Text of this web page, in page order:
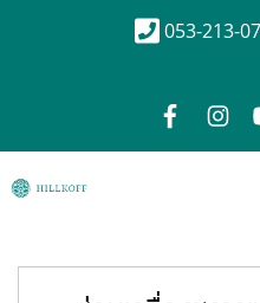
053-213-